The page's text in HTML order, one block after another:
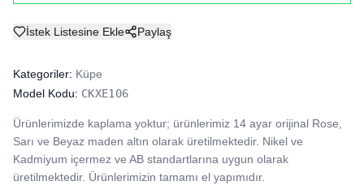
İstek Listesine Ekle Paylaş
Kategoriler: Küpe
Model Kodu: CKXE106
Ürünlerimizde kaplama yoktur; ürünlerimiz 14 ayar orijinal Rose,
Sarı ve Beyaz maden altın olarak üretilmektedir. Nikel ve
Kadmiyum içermez ve AB standartlarına uygun olarak
üretilmektedir. Ürünlerimizin tamamı el yapımıdır.